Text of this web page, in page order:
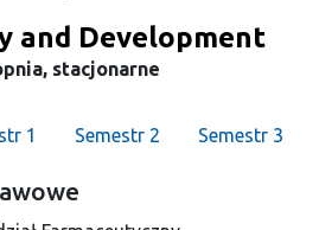
and Development
stacjonarne
1 Semestr 2 Semestr 3